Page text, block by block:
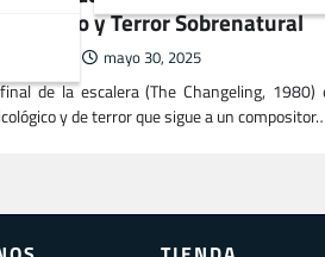
y Terror Sobrenatural
mayo 30, 2025
de la escalera (The Changeling,
y de terror que sigue a un